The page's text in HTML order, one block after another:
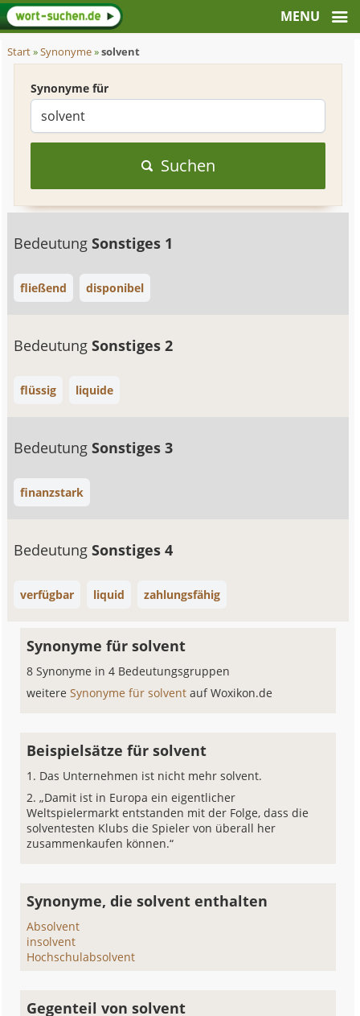
Start»Synonyme»solvent
Synonyme für
Suchen
BedeutungSonstiges 1
fließend disponibel
BedeutungSonstiges 2
flüssig liquide
BedeutungSonstiges 3
finanzstark
BedeutungSonstiges 4
verfügbar liquid zahlungsfähig
Synonyme für solvent
8 Synonyme in 4 Bedeutungsgruppen
weitereSynonyme für solventauf Woxikon.de
Beispielsätze für solvent
Das Unternehmen ist nicht mehr solvent.
„Damit ist in Europa ein eigentlicher
Weltspielermarkt entstanden mit der Folge, dass die
solventesten Klubs die Spieler von überall her
zusammenkaufen können.“
Synonyme, die solvent enthalten
Absolvent
insolvent
Hochschulabsolvent
Gegenteil von solvent